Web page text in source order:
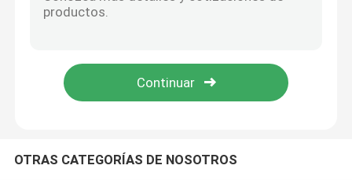
Empaquetadora del papel seda
OTRAS CATEGORÍAS DE NOSOTROS